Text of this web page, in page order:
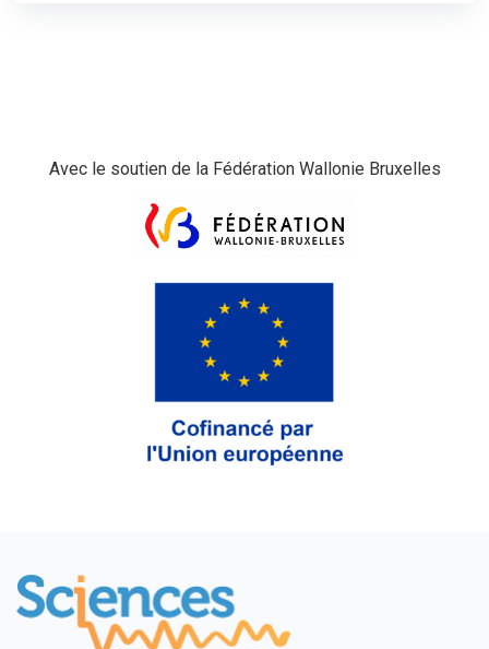
Avec le soutien de la Fédération Wallonie Bruxelles